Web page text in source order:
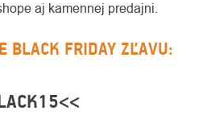
aj kamennej predajni.
BLACK FRIDAY ZĽAVU: